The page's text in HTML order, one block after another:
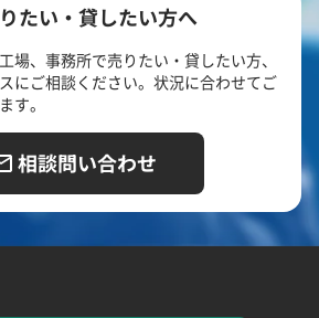
たい・貸したい方へ
場、事務所で売りたい・貸したい方、
にご相談ください。状況に合わせてご
す。
相談問い合わせ